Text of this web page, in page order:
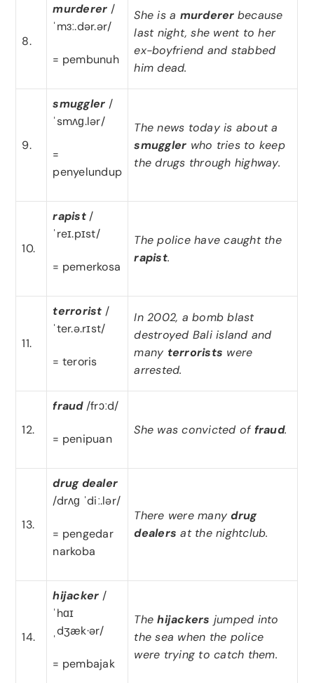
8.
murderer /
ˈmɜː.dər.ər/
= pembunuh
She is a murderer because
last night, she went to her
ex-boyfriend and stabbed
him dead.
9.
smuggler /
ˈsmʌɡ.lər/
=
penyelundup
The news today is about a
smuggler who tries to keep
the drugs through highway.
10.
rapist/
ˈreɪ.pɪst/
= pemerkosa
The police have caught the
rapist.
11.
terrorist /
ˈter.ə.rɪst/
= teroris
In 2002, a bomb blast
destroyed Bali island and
many terrorists were
arrested.
12.
fraud/frɔːd/
= penipuan
She was convicted of fraud.
13.
drug dealer
/drʌɡ ˈdiː.lər/
= pengedar
narkoba
There were manydrug
dealers at the nightclub.
14.
hijacker /
ˈhɑɪ
ˌdʒæk·ər/
= pembajak
Thehijackers jumped into
the sea when the police
were trying to catch them.